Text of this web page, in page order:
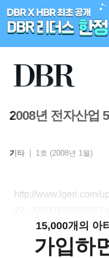
2008년 전자산업
기타 1호 (2008년 1월)
http://www.lgeri.com/
15,000개의 아
가입하